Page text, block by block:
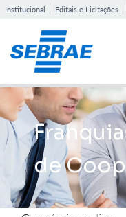
Institucional Editais e Licitações
de